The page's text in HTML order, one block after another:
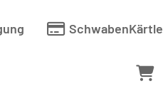
SchwabenKärtle